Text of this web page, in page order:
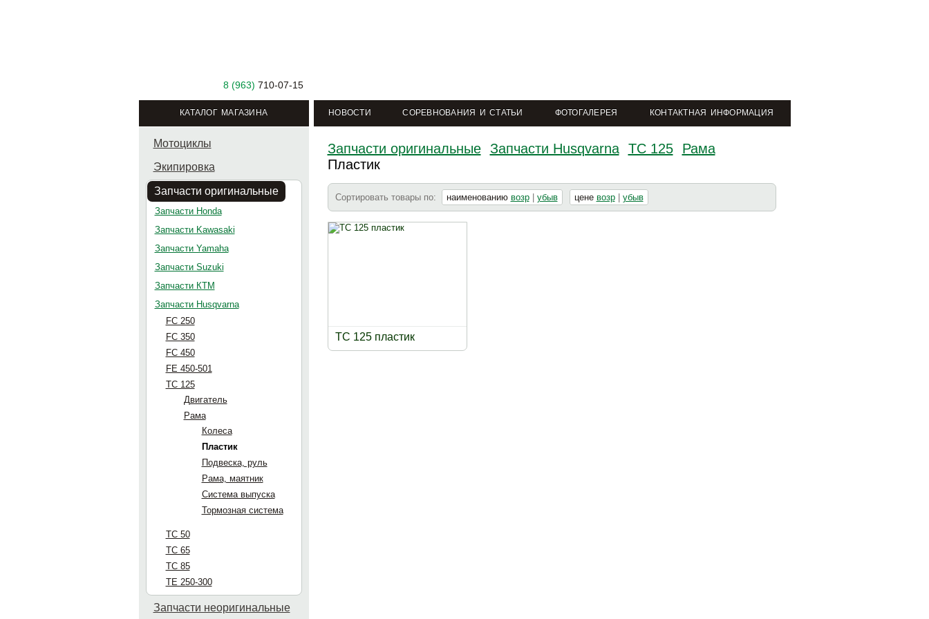
8 (963) 710-07-15
КАТАЛОГ МАГАЗИНА НОВОСТИ СОРЕВНОВАНИЯ И СТАТЬИ ФОТОГАЛЕРЕЯ КОНТАКТНАЯ ИНФОРМАЦИЯ
Мотоциклы
Экипировка
Запчасти оригинальные
Запчасти Honda
Запчасти Kawasaki
Запчасти Yamaha
Запчасти Suzuki
Запчасти КТМ
Запчасти Husqvarna
FC 250
FC 350
FC 450
FE 450-501
TC 125
Двигатель
Рама
Колеса
Пластик
Подвеска, руль
Рама, маятник
Система выпуска
Тормозная система
TC 50
TC 65
TC 85
TE 250-300
Запчасти неоригинальные
Запчасти оригинальные Запчасти Husqvarna TC 125
Рама
Пластик
Сортировать товары по: наименованию возр убыв цене возр убыв
TC 125 пластик